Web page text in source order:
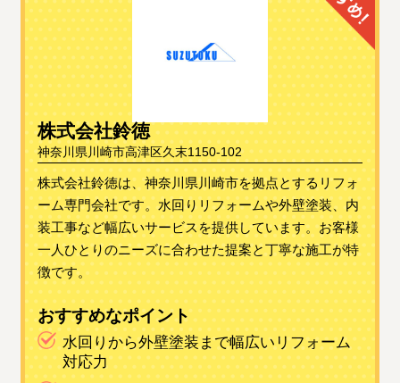
株式会社鈴徳
神奈川県川崎市高津区久末1150-102
株式会社鈴徳は、神奈川県川崎市を拠点とするリフォ
ーム専門会社です。水回りリフォームや外壁塗装、内
装工事など幅広いサービスを提供しています。お客様
一人ひとりのニーズに合わせた提案と丁寧な施工が特
徴です。
おすすめなポイント
水回りから外壁塗装まで幅広いリフォーム
対応力